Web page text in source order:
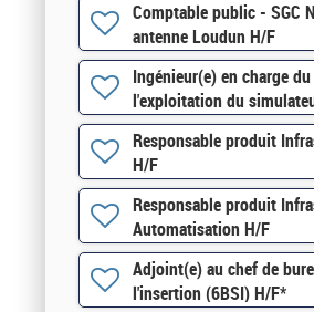
Comptable public - SGC
antenne Loudun H/F
Ingénieur(e) en charge
l'exploitation du
Responsable produit
H/F
Responsable produit
Automatisation H/F
Adjoint(e) au chef de
l'insertion (6BSI) H/F*